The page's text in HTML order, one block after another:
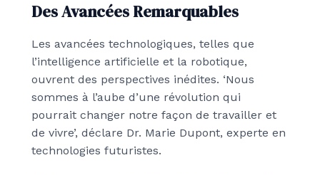
Des Avancées Remarquables
Les avancées technologiques, telles que
l’intelligence artificielle et la robotique,
ouvrent des perspectives inédites. ‘Nous
sommes à l’aube d’une révolution qui
pourrait changer notre façon de travailler et
de vivre’, déclare Dr. Marie Dupont, experte en
technologies futuristes.